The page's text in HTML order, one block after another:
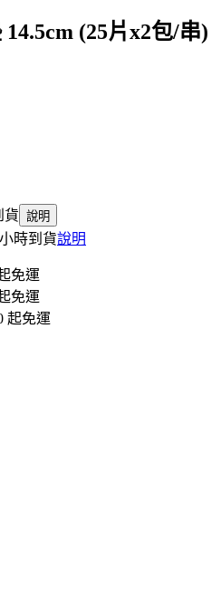
(25片x2包/串)
貨 說明
時到貨說明
免運
免運
起免運